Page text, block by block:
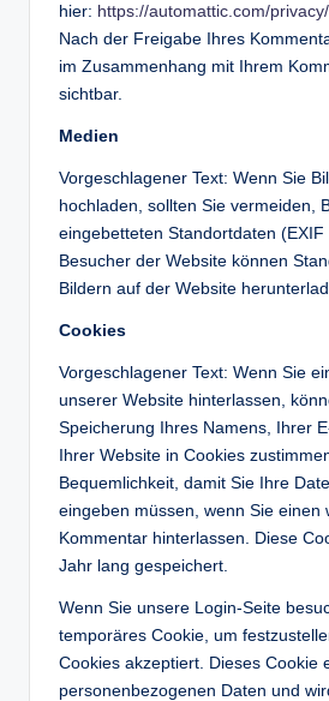
hier: https://automattic.com/privacy/
Nach der Freigabe Ihres
im Zusammenhang mit Ihrem
sichtbar.
Medien
Vorgeschlagener Text: Wenn Sie
hochladen, sollten Sie vermeiden,
eingebetteten Standortdaten (EXIF
Besucher der Website können
Bildern auf der Website
Cookies
Vorgeschlagener Text: Wenn Sie
unserer Website hinterlassen,
Speicherung Ihres Namens, Ihrer
Ihrer Website in Cookies
Bequemlichkeit, damit Sie Ihre
eingeben müssen, wenn Sie einen
Kommentar hinterlassen. Diese
Jahr lang gespeichert.
Wenn Sie unsere Login-Seite
temporäres Cookie, um
Cookies akzeptiert. Dieses Cookie
personenbezogenen Daten und